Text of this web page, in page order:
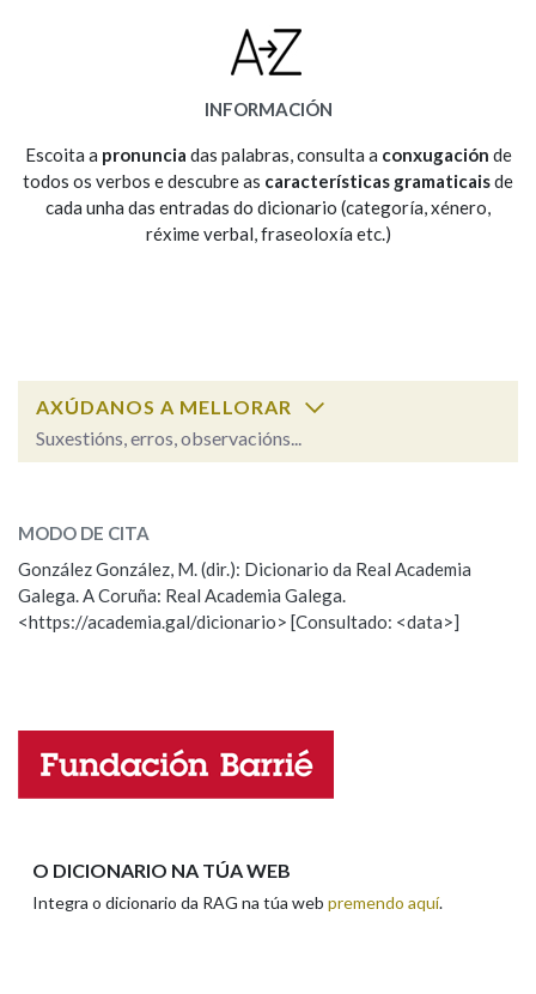
Marcas gramaticais
INFORMACIÓN
Escoita a pronuncia das palabras, consulta a conxugación de
todos os verbos e descubre as características gramaticaisde
cada unha das entradas do dicionario (categoría, xénero,
réxime verbal, fraseoloxía etc.)
AXÚDANOS A MELLORAR
Suxestións, erros, observacións...
Observación
Nome
Comentario
MODO DE CITA
González González, M. (dir.): Dicionario da Real Academia
Galega. A Coruña: Real Academia Galega.
<https://academia.gal/dicionario> [Consultado: <data>]
O DICIONARIO NA TÚA WEB
Integra o dicionario da RAG na túa web premendo aquí.